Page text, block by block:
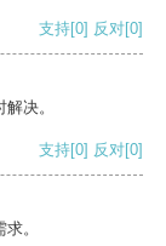
支持[0] 反对[0]
决。
支持[0] 反对[0]
。